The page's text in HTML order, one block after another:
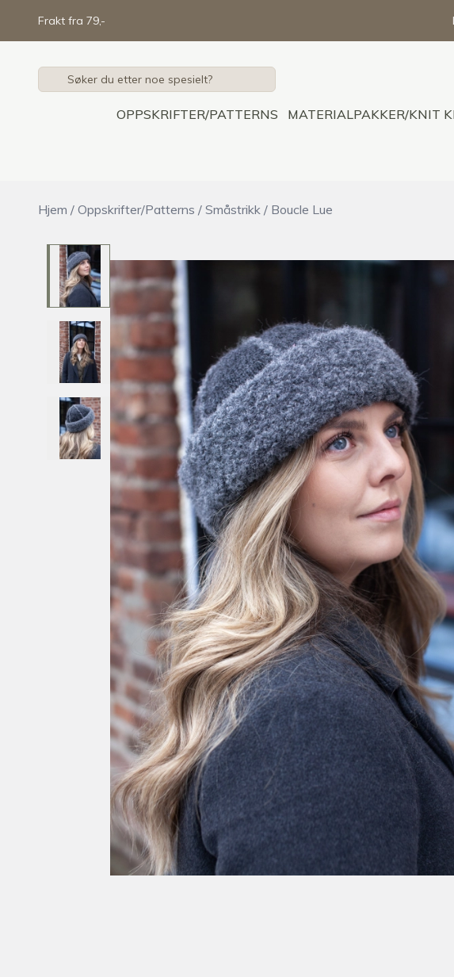
Frakt fra 79,-
OPPSKRIFTER/PATTERNS MATERIALPAKKER/KNIT
Hjem / Oppskrifter/Patterns / Småstrikk / Boucle Lue